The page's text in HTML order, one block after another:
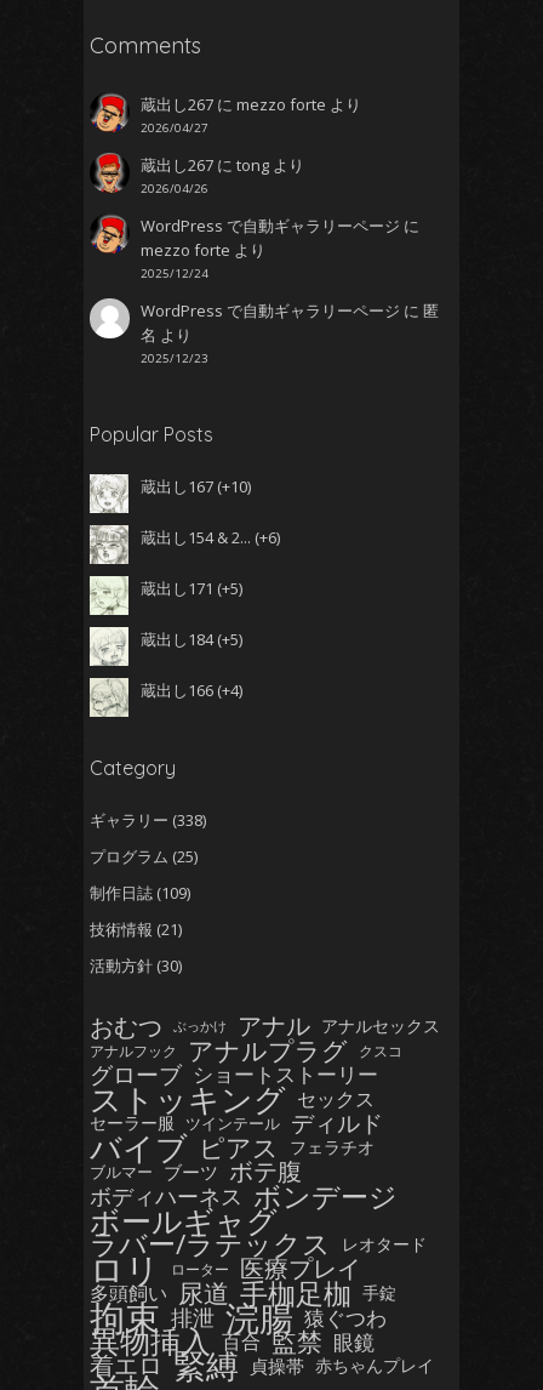
Comments
蔵出し267 にmezzo forte より
2026/04/27
蔵出し267 にtong より
2026/04/26
WordPress で自動ギャラリーページ に
mezzo forte より
2025/12/24
WordPress で自動ギャラリーページ に匿
名 より
2025/12/23
Popular Posts
蔵出し167 +10
蔵出し154 & 2... +6
蔵出し171 +5
蔵出し184 +5
蔵出し166 +4
Category
ギャラリー (338)
プログラム (25)
制作日誌 (109)
技術情報 (21)
活動方針 (30)
おむつ ぶっかけ アナル アナルセックス
アナルフック アナルプラグ クスコ
グローブ ショートストーリー
ストッキング セックス
セーラー服 ツインテール ディルド
バイブ ピアス フェラチオ
ブルマー ブーツ ボテ腹
ボディハーネス ボンデージ
ボールギャグ
ラバー/ラテックス レオタード
ロリ ローター 医療プレイ
多頭飼い 尿道 手枷足枷 手錠
拘束 排泄 浣腸 猿ぐつわ
異物挿入 百合 監禁 眼鏡
着エロ 緊縛 貞操帯 赤ちゃんプレイ